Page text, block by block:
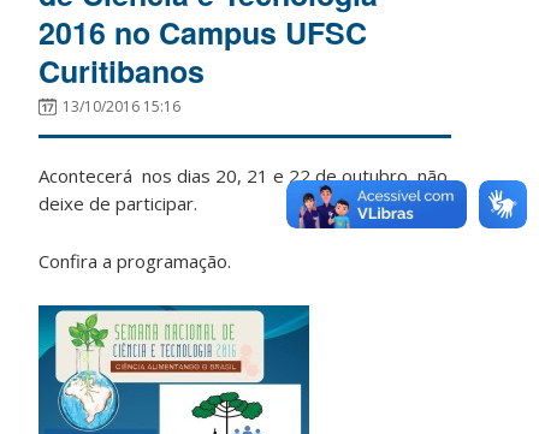
2016 no Campus UFSC
Curitibanos
13/10/2016 15:16
Acontecerá nos dias 20, 21 e 22 de outubro, não
deixe de participar.
Confira a programação.